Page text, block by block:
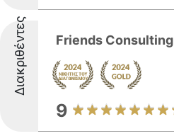
Διακριθέντες Friends Consulting
9